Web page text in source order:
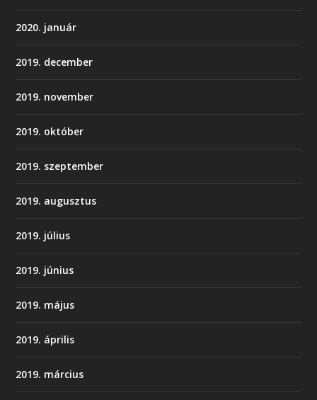
2020. január
2019. december
2019. november
2019. október
2019. szeptember
2019. augusztus
2019. július
2019. június
2019. május
2019. április
2019. március